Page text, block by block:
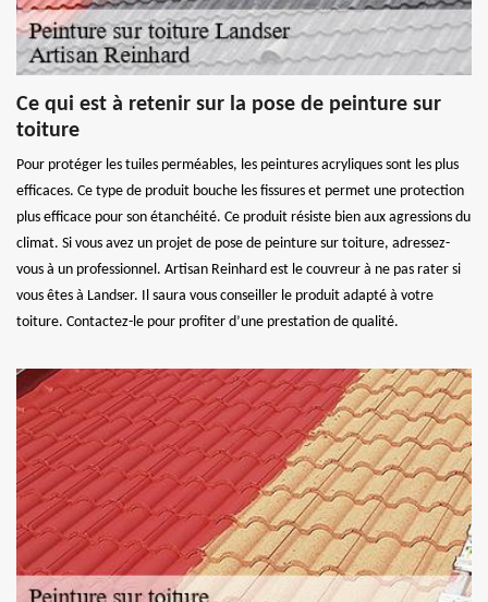
Ce qui est à retenir sur la pose de peinture sur
toiture
Pour protéger les tuiles perméables, les peintures acryliques sont les plus
efficaces. Ce type de produit bouche les fissures et permet une protection
plus efficace pour son étanchéité. Ce produit résiste bien aux agressions du
climat. Si vous avez un projet de pose de peinture sur toiture, adressez-
vous à un professionnel. Artisan Reinhard est le couvreur à ne pas rater si
vous êtes à Landser. Il saura vous conseiller le produit adapté à votre
toiture. Contactez-le pour profiter d’une prestation de qualité.